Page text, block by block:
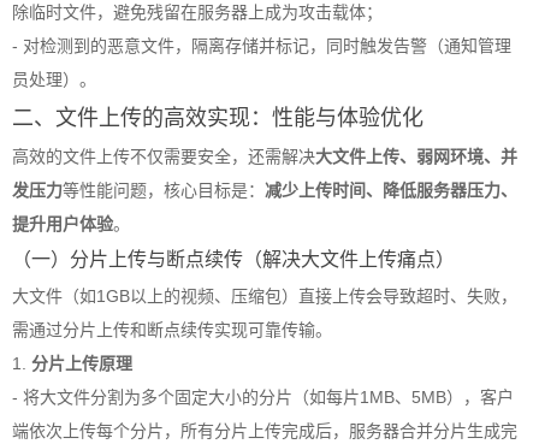
除临时文件，避免残留在服务器上成为攻击载体；
- 对检测到的恶意文件，隔离存储并标记，同时触发告警（通知管理
员处理）。
二、文件上传的高效实现：性能与体验优化
高效的文件上传不仅需要安全，还需解决大文件上传、弱网环境、并
发压力等性能问题，核心目标是： 减少上传时间、降低服务器压力、
提升用户体验。
（一）分片上传与断点续传（解决大文件上传痛点）
大文件（如1GB以上的视频、压缩包）直接上传会导致超时、失败，
需通过分片上传和断点续传实现可靠传输。
1. 分片上传原理
- 将大文件分割为多个固定大小的分片（如每片1MB、5MB），客户
端依次上传每个分片，所有分片上传完成后，服务器合并分片生成完